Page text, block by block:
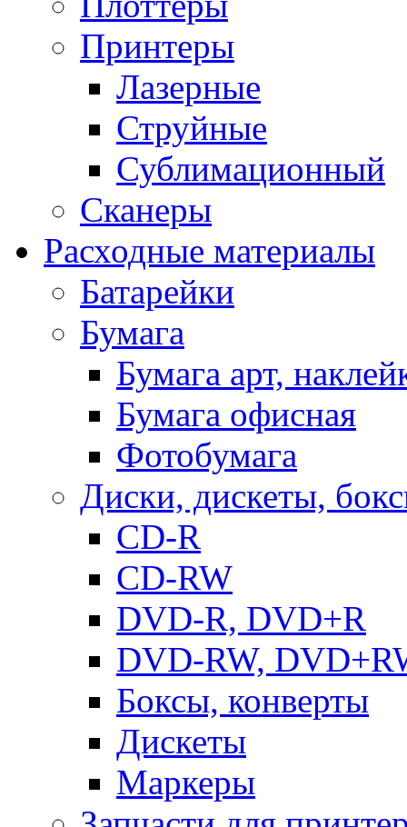
Принтеры
Лазерные
Струйные
Сублимационный
Сканеры
Расходные материалы
Батарейки
Бумага
Бумага арт,
Бумага офисная
Фотобумага
Диски, дискеты,
CD-R
CD-RW
DVD-R, DVD+R
DVD-RW,
Боксы, конверты
Дискеты
Маркеры